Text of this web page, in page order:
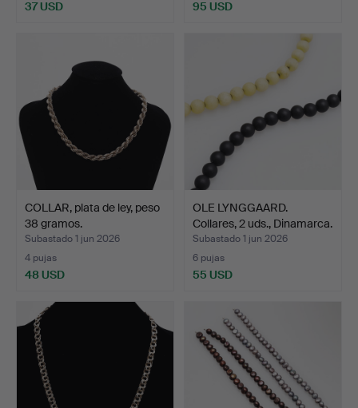
37 USD 95 USD
COLLAR, plata de ley, peso
38 gramos.
Subastado 1 jun 2026
4 pujas
48 USD
OLE LYNGGAARD.
Collares, 2 uds., Dinamarca.
Subastado 1 jun 2026
6 pujas
55 USD